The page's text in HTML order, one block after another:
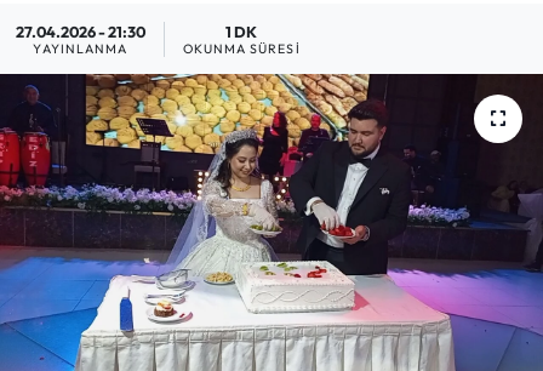
27.04.2026 - 21:30
YAYINLANMA
1 DK
OKUNMA SÜRESI
MAGAZİN
SAĞLIK
SİYASET
SPOR
TARIM
TURİZM